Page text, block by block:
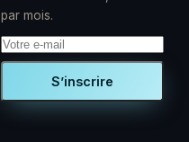
par mois.
S’inscrire